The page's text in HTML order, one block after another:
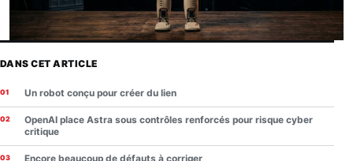
DANS CET ARTICLE
Un robot conçu pour créer du lien
OpenAI place Astra sous contrôles renforcés pour risque cyber
critique
Encore beaucoup de défauts à corriger